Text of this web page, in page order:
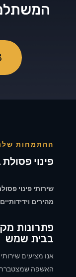
ההתמחות
פינוי
שירותי פינוי
מהירים
פתרונות
בבית שמש
אנו מציעים
האשפה שמצטברת